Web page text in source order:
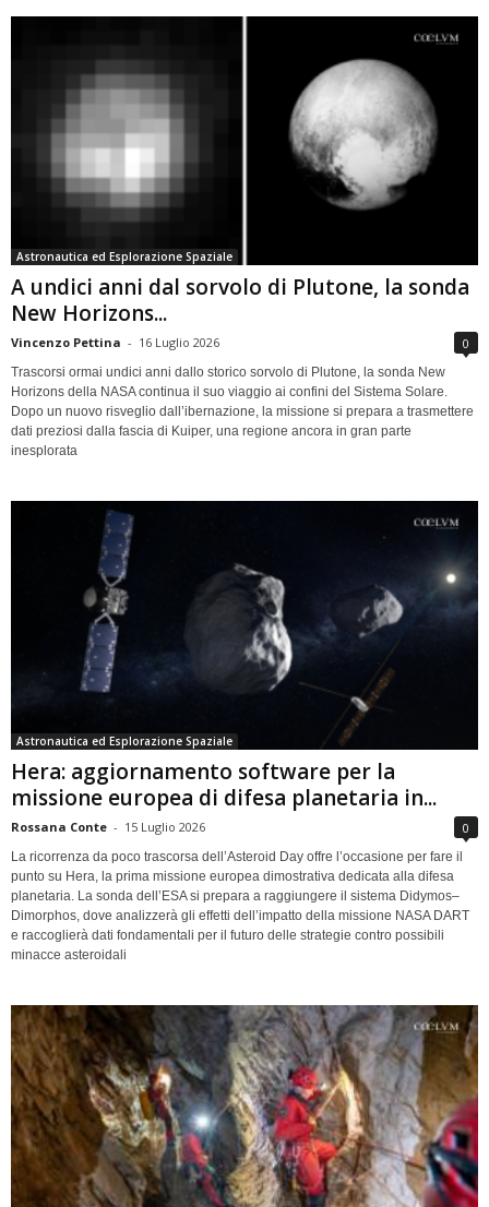
Astronautica ed Esplorazione Spaziale
A undici anni dal sorvolo di Plutone, la sonda
New Horizons...
Vincenzo Pettina - 16 Luglio 2026 0
Trascorsi ormai undici anni dallo storico sorvolo di Plutone, la sonda New
Horizons della NASA continua il suo viaggio ai confini del Sistema Solare.
Dopo un nuovo risveglio dall’ibernazione, la missione si prepara a trasmettere
dati preziosi dalla fascia di Kuiper, una regione ancora in gran parte
inesplorata
Astronautica ed Esplorazione Spaziale
Hera: aggiornamento software per la
missione europea di difesa planetaria in...
Rossana Conte - 15 Luglio 2026 0
La ricorrenza da poco trascorsa dell’Asteroid Day offre l’occasione per fare il
punto su Hera, la prima missione europea dimostrativa dedicata alla difesa
planetaria. La sonda dell’ESA si prepara a raggiungere il sistema Didymos–
Dimorphos, dove analizzerà gli effetti dell’impatto della missione NASA DART
e raccoglierà dati fondamentali per il futuro delle strategie contro possibili
minacce asteroidali